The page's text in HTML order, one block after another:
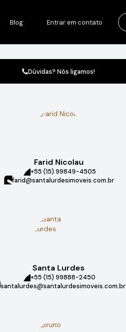
Entrar em contato
Blog
Dúvidas? Nós ligamos!
Farid Nicolau
+55 (15) 99849-4505
farid@santalurdesimoveis.com.br
Santa Lurdes
+55 (15) 99888-2450
santalurdes@santalurdesimoveis.com.br